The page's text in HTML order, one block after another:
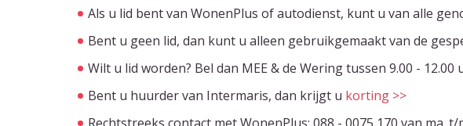
Als u lid bent van WonenPlus of autodienst, kunt u van alle
Bent u geen lid, dan kunt u alleen gebruikgemaakt van de
Wilt u lid worden? Bel dan MEE & de Wering tussen 9.00 - 12.00
Bent u huurder van Intermaris, dan krijgt u korting >>
Rechtstreeks contact met WonenPlus: 088 - 0075 170 van ma.